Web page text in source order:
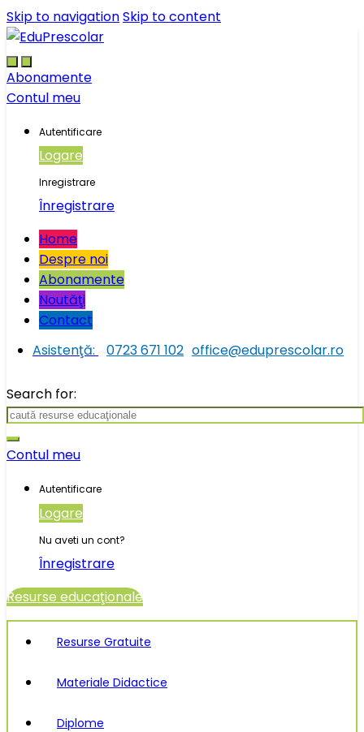
Skip to navigationSkip to content
Abonamente
Contul meu
Autentificare
Logare
Inregistrare
Înregistrare
Home
Despre noi
Abonamente
Noutăţi
Contact
Asistenţă:
0723 671 102 office@eduprescolar.ro
Search for:
Contul meu
Autentificare
Logare
Nu aveti un cont?
Înregistrare
Resurse educaţionale
Resurse Gratuite
Materiale Didactice
Diplome